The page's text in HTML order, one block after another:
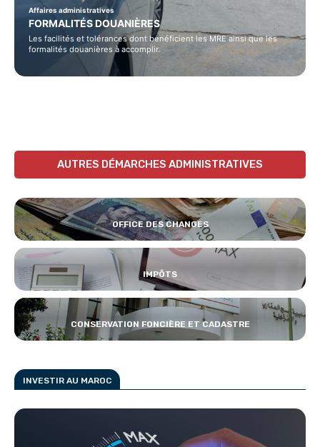
Affaires administratives
FORMALITÉS DOUANIÈRES
Les facilités et tolérances dont bénéficient les MRE ainsi que les
formalités douanières à accomplir.
AUTRES DÉMARCHES ADMINISTRATIVES
OFFICE DES CHANGES
IMPÔTS
CONSERVATION FONCIÈRE ET CADASTRE
INVESTIR AU MAROC